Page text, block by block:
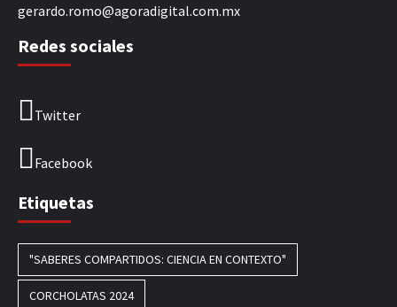
gerardo.romo@agoradigital.com.mx
Redes sociales
Twitter
Facebook
Etiquetas
"SABERES COMPARTIDOS: CIENCIA EN CONTEXTO"
CORCHOLATAS 2024